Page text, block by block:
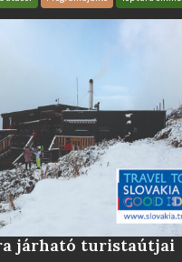
járható turistaútjai